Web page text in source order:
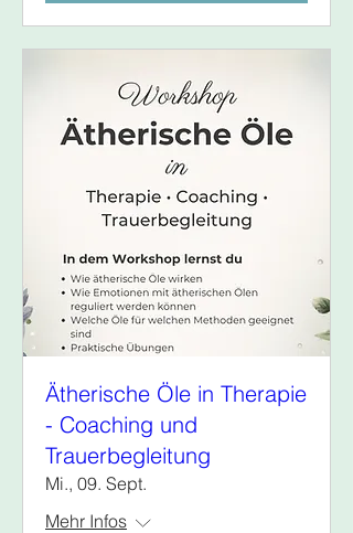
Ätherische Öle in Therapie
- Coaching und
Trauerbegleitung
Mi., 09. Sept.
Mehr Infos